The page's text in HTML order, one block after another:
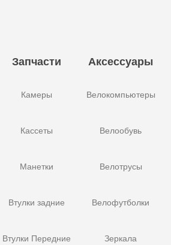
Запчасти
Камеры
Кассеты
Манетки
Втулки задние
Втулки Передние
Аксессуары
Велокомпьютеры
Велообувь
Велотрусы
Велофутболки
Зеркала